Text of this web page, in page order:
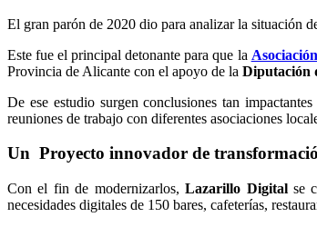
El gran parón de 2020 dio para analizar la situación
Este fue el principal detonante para que la
Provincia de Alicante con el apoyo de la Diputación
De ese estudio surgen conclusiones tan
reuniones de trabajo con diferentes asociaciones
Un Proyecto innovador de
Con el fin de modernizarlos,Lazarillo Digitalse
necesidades digitales de 150 bares, cafeterías,